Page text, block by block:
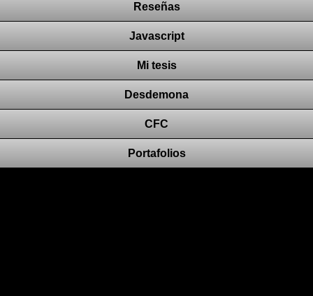
Reseñas
Javascript
Mi tesis
Desdemona
CFC
Portafolios